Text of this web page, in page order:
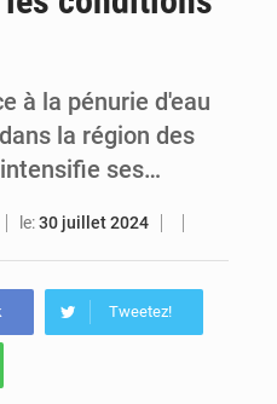
Victoire Dogbé prône l’engagement politique des femmes à Kigali
à la pénurie d'eau
la région des
ses…
le:30 juillet 2024
Tweetez!